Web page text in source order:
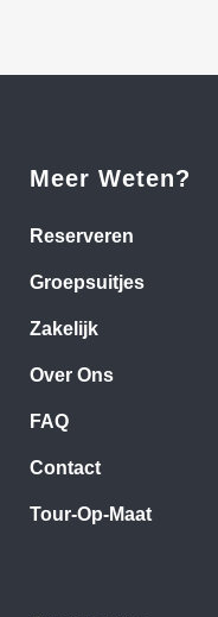
Meer Weten?
Reserveren
Groepsuitjes
Zakelijk
Over Ons
FAQ
Contact
Tour-Op-Maat